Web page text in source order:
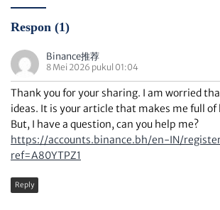
Respon (1)
Binance推荐
8 Mei 2026 pukul 01:04
Thank you for your sharing. I am worried
ideas. It is your article that makes me full of
But, I have a question, can you help me?
https://accounts.binance.bh/en-IN/
ref=A80YTPZ1
Reply